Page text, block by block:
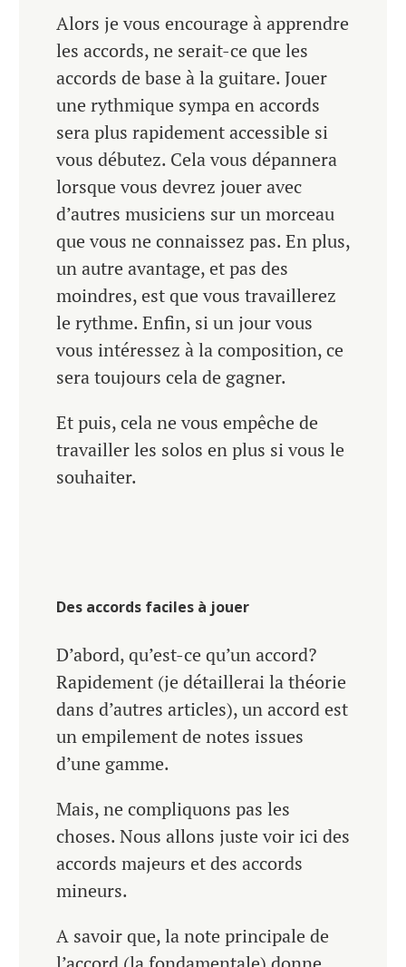
Alors je vous encourage à apprendre
les accords, ne serait-ce que les
accords de base à la guitare. Jouer
une rythmique sympa en accords
sera plus rapidement accessible si
vous débutez. Cela vous dépannera
lorsque vous devrez jouer avec
d’autres musiciens sur un morceau
que vous ne connaissez pas. En plus,
un autre avantage, et pas des
moindres, est que vous travaillerez
le rythme. Enfin, si un jour vous
vous intéressez à la composition, ce
sera toujours cela de gagner.
Et puis, cela ne vous empêche de
travailler les solos en plus si vous le
souhaiter.
Des accords faciles à jouer
D’abord, qu’est-ce qu’un accord?
Rapidement (je détaillerai la théorie
dans d’autres articles), un accord est
un empilement de notes issues
d’une gamme.
Mais, ne compliquons pas les
choses. Nous allons juste voir ici des
accords majeurs et des accords
mineurs.
A savoir que, la note principale de